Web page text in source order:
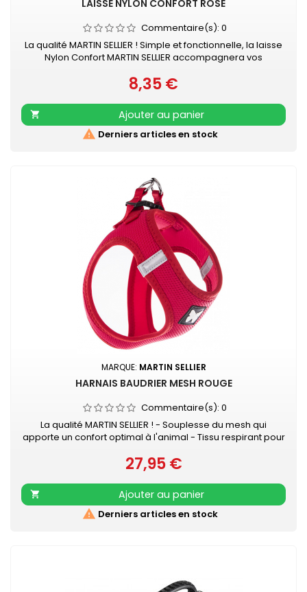
LAISSE NYLON CONFORT ROSE
Commentaire(s): 0
La qualité MARTIN SELLIER ! Simple et fonctionnelle, la laisse
Nylon Confort MARTIN SELLIER accompagnera vos
et résistante Poignée renforcée pour plus de confort
Mousqueton laqué noir Retrouvez également les COLLIERS
NYLON CONFORT assortis
Prix
8,35 €

Ajouter au panier
 Derniers articles en stock
MARQUE: MARTIN SELLIER
HARNAIS BAUDRIER MESH ROUGE
Commentaire(s): 0
La qualité MARTIN SELLIER ! - Souplesse du mesh qui
apporte un confort optimal à l'animal - Tissu respirant pour
avec velcro et boucle rapide - S’attache à la laisse grâce
à 2 anneaux D métal, ce qui apporte une sécurité
supplémentaire
Prix
27,95 €

Ajouter au panier
 Derniers articles en stock